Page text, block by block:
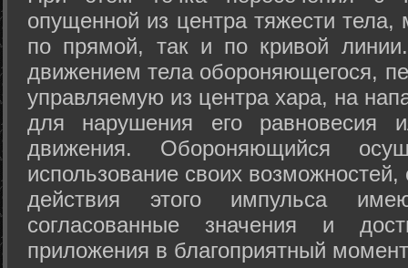
опущенной из центра тяжести
по прямой, так и по кривой
движением тела обороняющегося,
управляемую из центра хара, на
для нарушения его равновесия
движения. Обороняющийся
использование своих
действия этого импульса
согласованные значения и
приложения в благоприятный